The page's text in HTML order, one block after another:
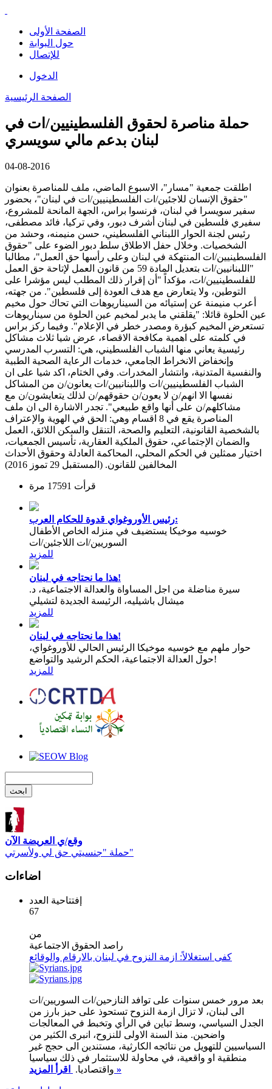
الصفحة الأولى
حول البوابة
للإتصال
الدخول
الصفحة الرئيسية
حملة مناصرة لحقوق الفلسطينيين/ات في
لبنان بدعم مالي سويسري
04-08-2016
اطلقت جمعية "مسار"، الاسبوع الماضي، ملف للمناصرة بعنوان
"حقوق الإنسان للاجئين/ات الفلسطينيين/ات في لبنان"، بحضور
سفير سويسرا في لبنان، فرنسوا براس، الجهة المانحة للمشروع،
سفيري فلسطين في لبنان أشرف دبور، وفي تركيا، فائد مصطفى،
رئيس لجنة الحوار اللبناني الفلسطيني، حسن منيمنه، وحشد من
الشخصيات. وخلال حفل الاطلاق سلط دبور الضوء على "حقوق
الفلسطينيين/ات المنتهكة في لبنان وعلى رأسها حق العمل"، مطالبا
"اللبنانيين/ات بتعديل المادة 59 من قانون العمل لإتاحة حق العمل
للفلسطينيين/ات، مؤكداً "أن إقرار ذلك المطلب ليس مؤشرا على
التوطين، ولا يتعارض مع هدف العودة إلى فلسطين". من جهته،
أعرب منيمنة عن إستيائه من السيناريوهات التي تحاك حول مخيم
عين الحلوة قائلا: "يقلقني ما يدبر لمخيم عين الحلوة من سيناريوهات
تستعرض المخيم كبؤرة ومصدر خطر في الإعلام". وفيما ركز براس
في كلمته على اهمية مكافحة الاقصاء، عرض شيا ثلاث مشاكل
رئيسية يعاني منها الشباب الفلسطيني، هي: التسرب المدرسي
وإنخفاض الانخراط الجامعي، خدمات الرعاية الصحية الطبية
والنفسية المتدنية، وانتشار المخدرات. وفي الختام، اكد شيا على ان
الشباب الفلسطينيين/ات واللبنانيين/ات يعانون/ن من المشاكل
نفسها الا انهم/ن لا يعون/ن حقوقهم/ن لذلك يتعايشون/ن مع
مشاكلهم/ن على أنها واقع طبيعي". تجدر الاشارة الى ان ملف
المناصرة يقع في 8 اقسام وهي: الحق في الهوية والإعتراف
بالشخصية القانونية، التعليم والصحة، التنقل والسكن اللائق، العمل
والضمان الإجتماعي، حقوق الملكية العقارية، تأسيس الجمعيات،
اختيار ممثلين في الحكم المحلي، المحاكمة العادلة وحقوق الأحداث
المخالفين للقانون. (المستقبل 29 تموز 2016)
قرأت 17591 مرة
رئيس الأوروغواي قدوة للحكام العرب:
خوسيه موخيكا يستضيف في منزله الخاص الأطفال
السوريين/ات اللاجئين/ات
للمزيد
هذا ما نحتاجه في لبنان!
سيرة مناضلة من اجل المساواة والعدالة الاجتماعية، د.
ميشال باشيليه، الرئيسة الجديدة لتشيلي
للمزيد
هذا ما نحتاجه في لبنان!
حوار ملهم مع خوسيه موخيكا الرئيس الحالي للأوروغواي،
حول العدالة الاجتماعية، الحكم الرشيد والتواضع!
للمزيد
وقع/ي العريضة الآن
حملة "جنسيتي حق لي ولأسرتي"
اضاءات
إفتتاحية العدد
67
من
راصد الحقوق الاجتماعية
كفى استغلالاً: ازمة النزوح في لبنان بالارقام والوقائع
بعد مرور خمس سنوات على توافد النازحين/ات السوريين/ات
الى لبنان، لا تزال ازمة النزوح تستحوذ على حيز بارز من
الجدل السياسي، وسط تباين في الرأي وتخبط في المعالجات
واضحين. منذ السنة الاولى للنزوح، انبرى الكثير من
السياسيين للتهويل من نتائجه الكارثية، مستندين الى حجج غير
منطقية او واقعية، في محاولة للاستثمار في ذلك سياسيا
واقتصاديا. اقرأ المزيد »